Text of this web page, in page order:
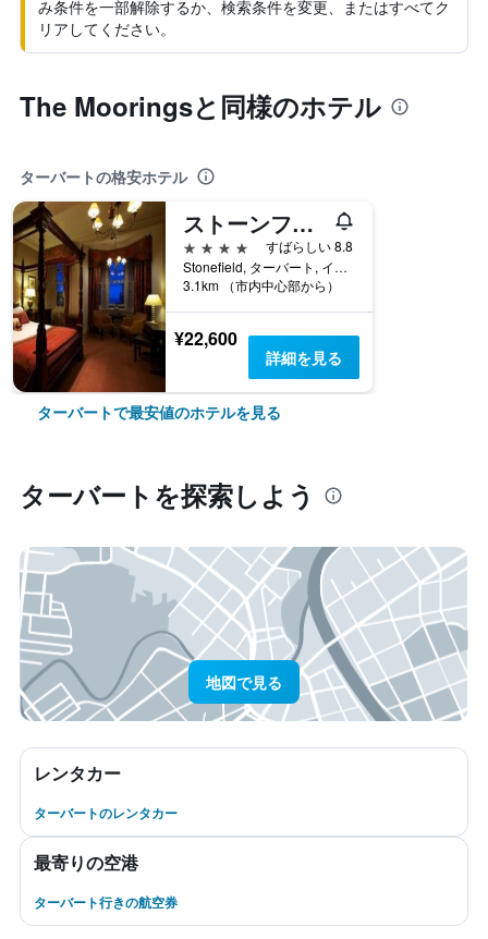
み条件を一部解除するか、検索条件を変更、またはすべてク
リアしてください。
The Mooringsと同様のホテル
ターバートの格安ホテル
ストーンフィールド キャッスル ホテル ア ビスポーク ホテル
4つ星
すばらしい 8.8
Stonefield, ターバート, イギリス
3.1km （市内中心部から）
¥22,600
詳細を見る
ターバートで最安値のホテルを見る
ターバート​を探索しよう
地図で見る
レンタカー
ターバートのレンタカー
最寄りの空港
ターバート行きの航空券